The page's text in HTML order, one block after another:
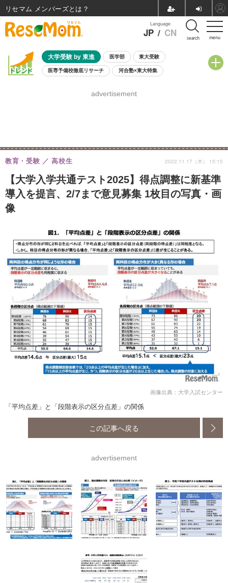
menu
Language
JP / CN search
大学受験 by 東進 医学部 東大受験
医専予備校徹底リサーチ 河合塾×東大特集
8月開催学校説明会・相談会
advertisement
【大学入学共通テスト2025】得点調整に新基準
導入を提言、2/7まで意見募集 1枚目の写真・画
像
教育・受験 高校生 2022.11.17（木） 15:15
画像出典：大学入試センター
「平均点差」と「段階表⽰の区分点差」の関係
この記事へ戻る
advertisement
リセマム メンバーズ